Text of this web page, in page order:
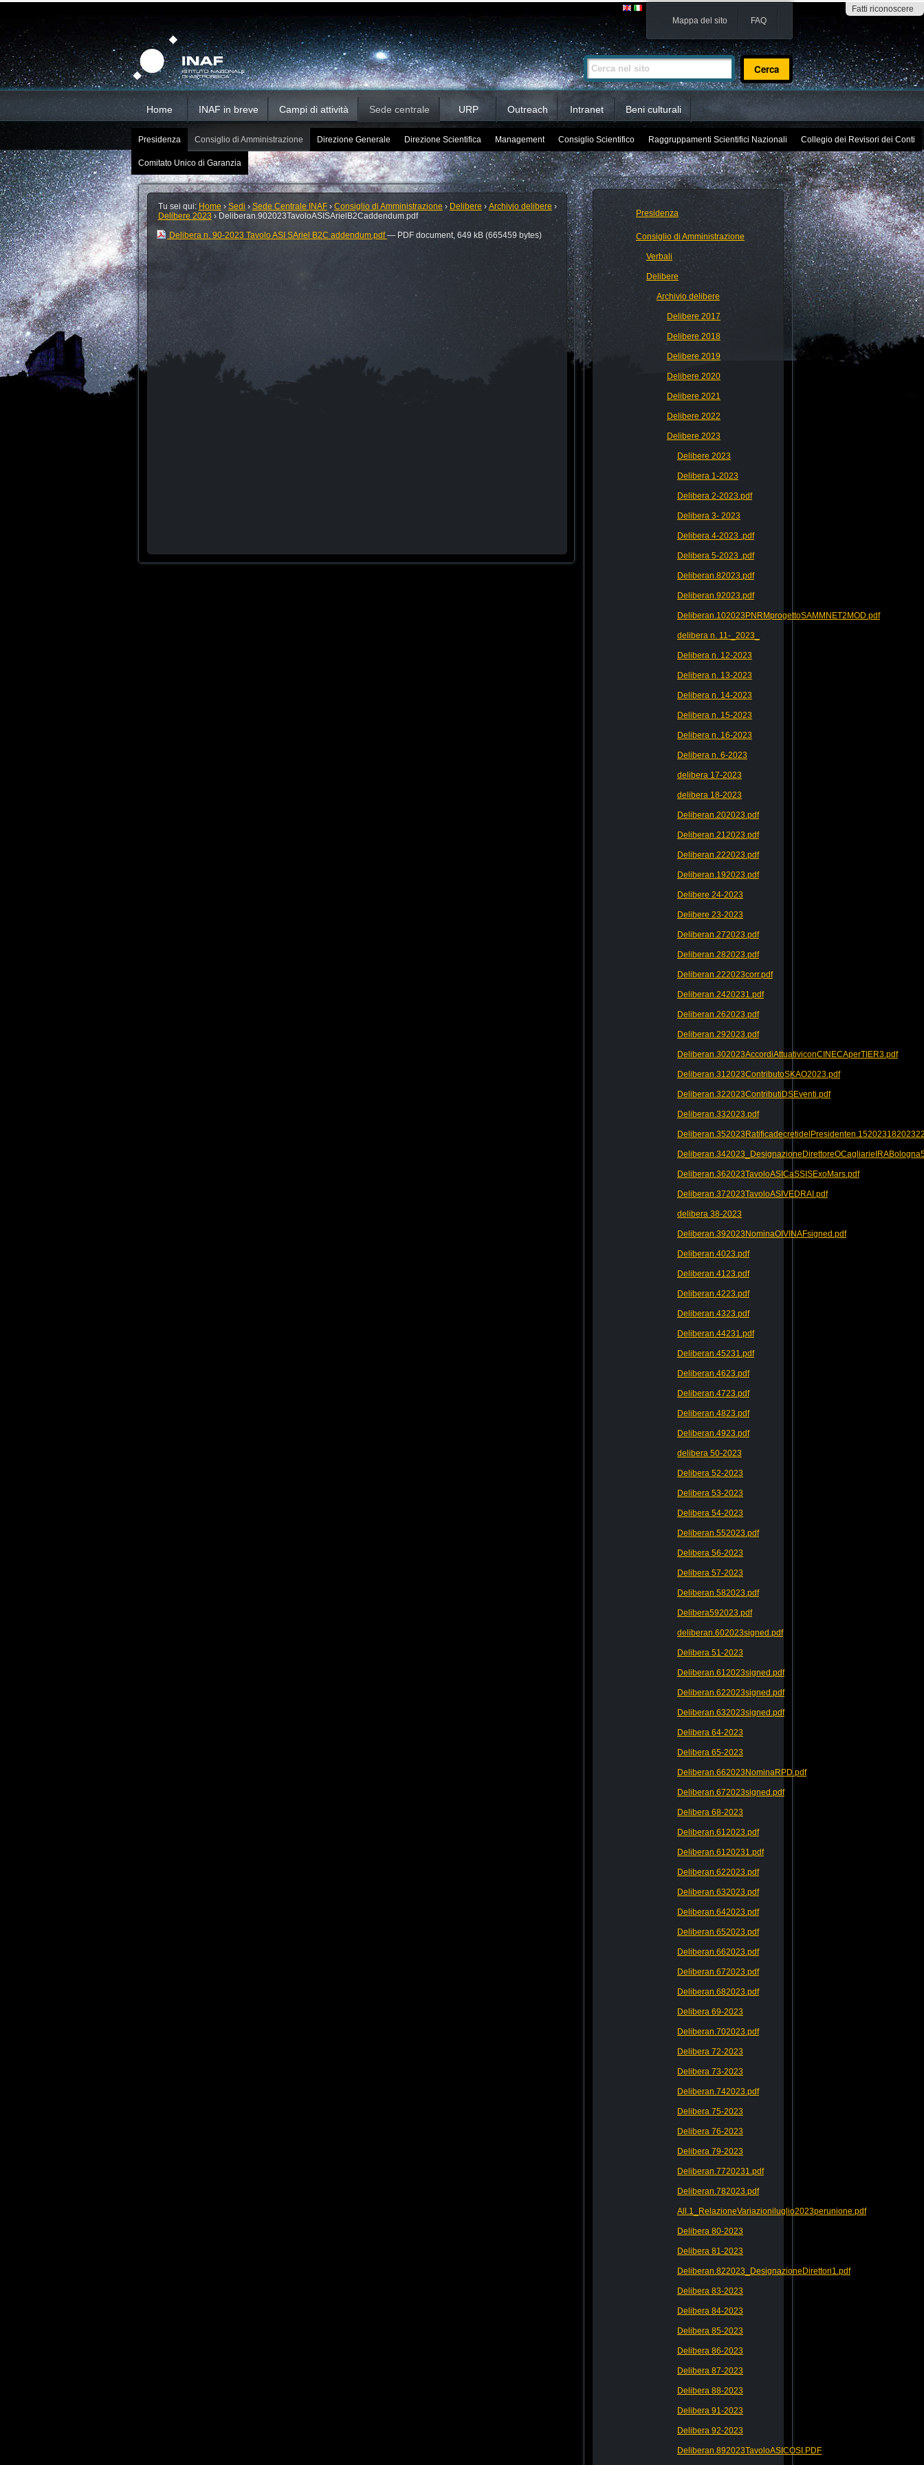
Fatti riconoscere
contenuti.
Salta
alla
navigazione
Mappa del sito FAQ
Cerca nel sito
Ricerca
avanzata…
Home INAF in breve Campi di attività Sede centrale URP Outreach Intranet Beni culturali
Presidenza Consiglio di Amministrazione Direzione Generale Direzione Scientifica Management Consiglio Scientifico Raggruppamenti Scientifici Nazionali Collegio dei Revisori dei Conti
Comitato Unico di Garanzia
Tu sei qui: Home › Sedi › Sede Centrale INAF › Consiglio di Amministrazione › Delibere › Archivio delibere ›
Delibere 2023 › Deliberan.902023TavoloASISArielB2Caddendum.pdf
Delibera n. 90-2023 Tavolo ASI SAriel B2C addendum.pdf— PDF document, 649 kB (665459 bytes)
Presidenza
Consiglio di Amministrazione
Verbali
Delibere
Archivio delibere
Delibere 2017
Delibere 2018
Delibere 2019
Delibere 2020
Delibere 2021
Delibere 2022
Delibere 2023
Delibere 2023
Delibera 1-2023
Delibera 2-2023.pdf
Delibera 3- 2023
Delibera 4-2023 .pdf
Delibera 5-2023 .pdf
Deliberan.82023.pdf
Deliberan.92023.pdf
Deliberan.102023PNRMprogettoSAMMNET2MOD.pdf
delibera n. 11-_2023_
Delibera n. 12-2023
Delibera n. 13-2023
Delibera n. 14-2023
Delibera n. 15-2023
Delibera n. 16-2023
Delibera n. 6-2023
delibera 17-2023
delibera 18-2023
Deliberan.202023.pdf
Deliberan.212023.pdf
Deliberan.222023.pdf
Deliberan.192023.pdf
Delibere 24-2023
Delibere 23-2023
Deliberan.272023.pdf
Deliberan.282023.pdf
Deliberan.222023corr.pdf
Deliberan.2420231.pdf
Deliberan.262023.pdf
Deliberan.292023.pdf
Deliberan.302023AccordiAttuativiconCINECAperTIER3.pdf
Deliberan.312023ContributoSKAO2023.pdf
Deliberan.322023ContributiDSEventi.pdf
Deliberan.332023.pdf
Deliberan.362023TavoloASICaSSISExoMars.pdf
Deliberan.372023TavoloASIVEDRAI.pdf
delibera 38-2023
Deliberan.392023NominaOIVINAFsigned.pdf
Deliberan.4023.pdf
Deliberan.4123.pdf
Deliberan.4223.pdf
Deliberan.4323.pdf
Deliberan.44231.pdf
Deliberan.45231.pdf
Deliberan.4623.pdf
Deliberan.4723.pdf
Deliberan.4823.pdf
Deliberan.4923.pdf
delibera 50-2023
Delibera 52-2023
Delibera 53-2023
Delibera 54-2023
Deliberan.552023.pdf
Delibera 56-2023
Delibera 57-2023
Deliberan.582023.pdf
Delibera592023.pdf
deliberan.602023signed.pdf
Delibera 51-2023
Deliberan.612023signed.pdf
Deliberan.622023signed.pdf
Deliberan.632023signed.pdf
Delibera 64-2023
Delibera 65-2023
Deliberan.662023NominaRPD.pdf
Deliberan.672023signed.pdf
Delibera 68-2023
Deliberan.612023.pdf
Deliberan.6120231.pdf
Deliberan.622023.pdf
Deliberan.632023.pdf
Deliberan.642023.pdf
Deliberan.652023.pdf
Deliberan.662023.pdf
Deliberan.672023.pdf
Deliberan.682023.pdf
Delibera 69-2023
Deliberan.702023.pdf
Delibera 72-2023
Delibera 73-2023
Deliberan.742023.pdf
Delibera 75-2023
Delibera 76-2023
Delibera 79-2023
Deliberan.7720231.pdf
Deliberan.782023.pdf
All.1_RelazioneVariazioniluglio2023perunione.pdf
Delibera 80-2023
Delibera 81-2023
Deliberan.822023_DesignazioneDirettori1.pdf
Delibera 83-2023
Delibera 84-2023
Delibera 85-2023
Delibera 86-2023
Delibera 87-2023
Delibera 88-2023
Delibera 91-2023
Delibera 92-2023
Deliberan.892023TavoloASICOSI.PDF